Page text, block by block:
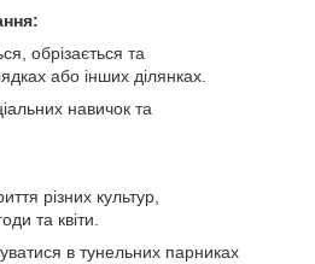
обрізається та
або інших ділянках.
навичок та
різних культур,
та квіти.
в тунельних парниках